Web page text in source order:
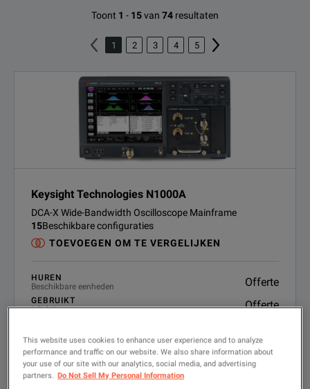
Toont 1 - 15van 74 resultaten
1 2 3 4 5
Keysight Technologies N1000A
DCA-X Wide-Bandwidth Oscilloscope Mainframe
15Beschikbare configuraties
TOEVOEGEN OM TE VERGELIJKEN
HUREN
Beschikbare eenheden
Offerte
GEBRUIKT
Inlichtingen
Offerte
PRODUCT BEKIJKEN
This website uses cookies to enhance user experience and to analyze
performance and traffic on our website. We also share information about
your use of our site with our analytics, social media, and advertising
partners. Do Not Sell My Personal Information